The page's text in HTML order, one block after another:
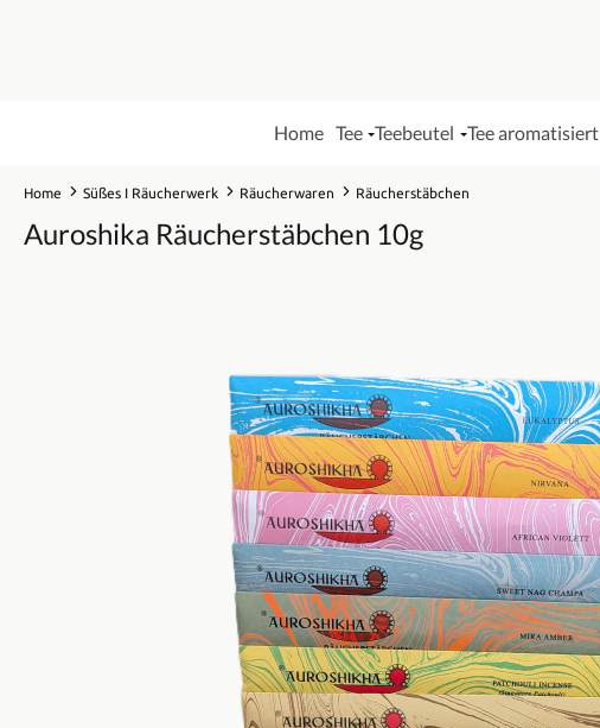
Home Tee Teebeutel Tee aromatisiert
Home Süßes I Räucherwerk Räucherwaren Räucherstäbchen
Auroshika Räucherstäbchen 10g